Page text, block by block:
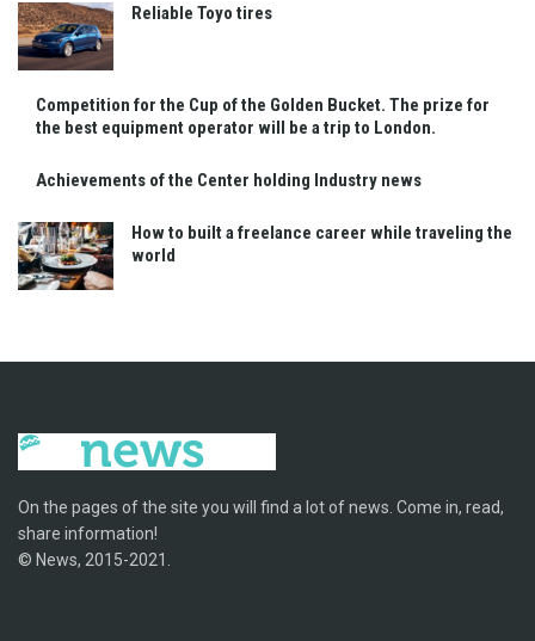
Reliable Toyo tires
Competition for the Cup of the Golden Bucket. The prize for
the best equipment operator will be a trip to London.
Achievements of the Center holding Industry news
How to built a freelance career while traveling the
world
On the pages of the site you will find a lot of news. Come in, read,
share information!
© News, 2015-2021.